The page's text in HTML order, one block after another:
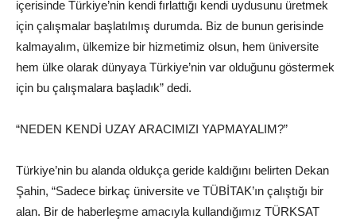
içerisinde Türkiye’nin kendi fırlattığı kendi uydusunu üretmek
için çalışmalar başlatılmış durumda. Biz de bunun gerisinde
kalmayalım, ülkemize bir hizmetimiz olsun, hem üniversite
hem ülke olarak dünyaya Türkiye’nin var olduğunu göstermek
için bu çalışmalara başladık” dedi.
“NEDEN KENDİ UZAY ARACIMIZI YAPMAYALIM?”
Türkiye’nin bu alanda oldukça geride kaldığını belirten Dekan
Şahin, “Sadece birkaç üniversite ve TÜBİTAK’ın çalıştığı bir
alan. Bir de haberleşme amacıyla kullandığımız TÜRKSAT